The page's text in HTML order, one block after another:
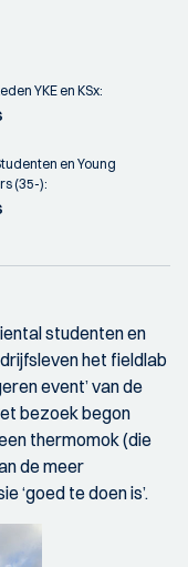
YKE en KSx:
en Young
(35-):
studenten en
het fieldlab
event’ van de
bezoek begon
thermomok (die
de meer
‘goed te doen is’.